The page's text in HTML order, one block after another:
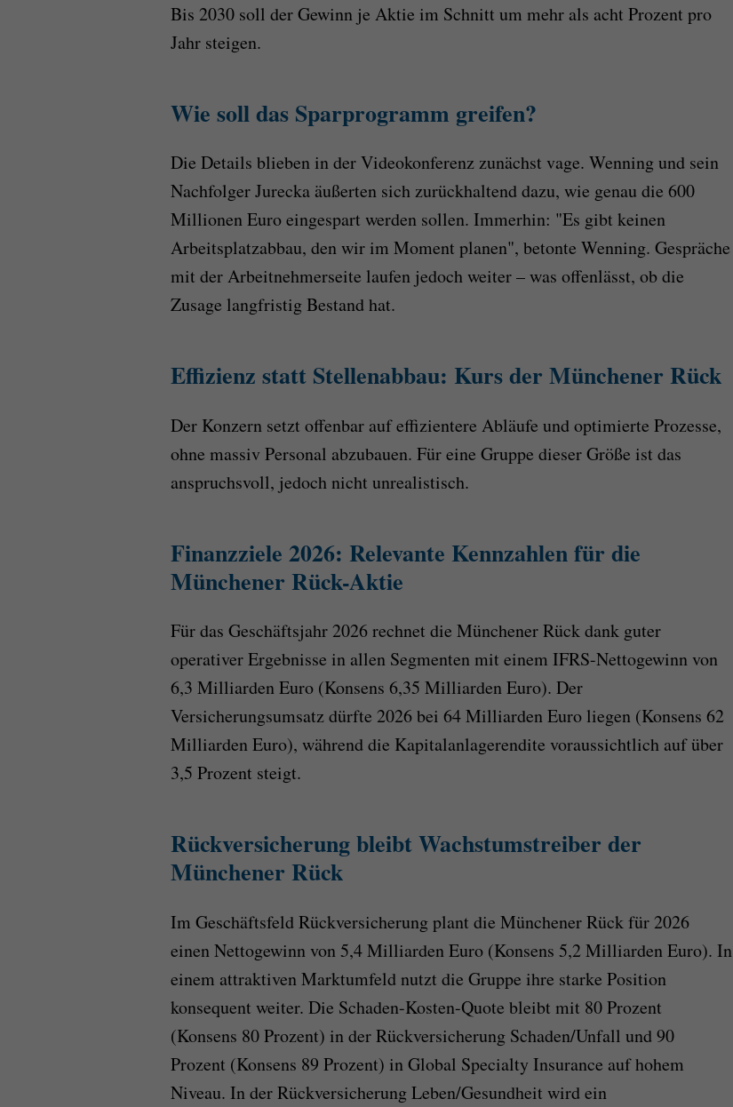
Bis 2030 soll der Gewinn je Aktie im Schnitt um mehr als acht Prozent pro
Jahr steigen.
Wie soll das Sparprogramm greifen?
Die Details blieben in der Videokonferenz zunächst vage. Wenning und sein
Nachfolger Jurecka äußerten sich zurückhaltend dazu, wie genau die 600
Millionen Euro eingespart werden sollen. Immerhin: "Es gibt keinen
Arbeitsplatzabbau, den wir im Moment planen", betonte Wenning. Gespräche
mit der Arbeitnehmerseite laufen jedoch weiter – was offenlässt, ob die
Zusage langfristig Bestand hat.
Effizienz statt Stellenabbau: Kurs der Münchener Rück
Der Konzern setzt offenbar auf effizientere Abläufe und optimierte Prozesse,
ohne massiv Personal abzubauen. Für eine Gruppe dieser Größe ist das
anspruchsvoll, jedoch nicht unrealistisch.
Finanzziele 2026: Relevante Kennzahlen für die
Münchener Rück-Aktie
Für das Geschäftsjahr 2026 rechnet die Münchener Rück dank guter
operativer Ergebnisse in allen Segmenten mit einem IFRS-Nettogewinn von
6,3 Milliarden Euro (Konsens 6,35 Milliarden Euro). Der
Versicherungsumsatz dürfte 2026 bei 64 Milliarden Euro liegen (Konsens 62
Milliarden Euro), während die Kapitalanlagerendite voraussichtlich auf über
3,5 Prozent steigt.
Rückversicherung bleibt Wachstumstreiber der
Münchener Rück
Im Geschäftsfeld Rückversicherung plant die Münchener Rück für 2026
einen Nettogewinn von 5,4 Milliarden Euro (Konsens 5,2 Milliarden Euro). In
einem attraktiven Marktumfeld nutzt die Gruppe ihre starke Position
konsequent weiter. Die Schaden-Kosten-Quote bleibt mit 80 Prozent
(Konsens 80 Prozent) in der Rückversicherung Schaden/Unfall und 90
Prozent (Konsens 89 Prozent) in Global Specialty Insurance auf hohem
Niveau. In der Rückversicherung Leben/Gesundheit wird ein